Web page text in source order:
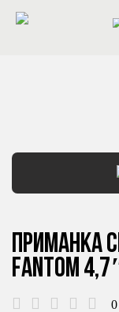
Приманка
FANTOM
0